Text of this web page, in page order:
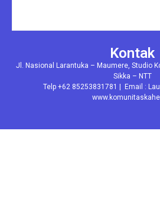
Kontak
Jl. Nasional Larantuka – Maumere, Studio
Sikka – NTT
Telp +62 85253831781 | Email :